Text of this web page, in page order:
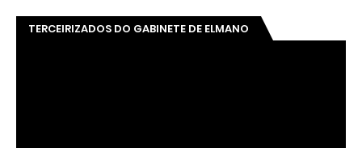
TERCEIRIZADOS DO GABINETE DE ELMANO